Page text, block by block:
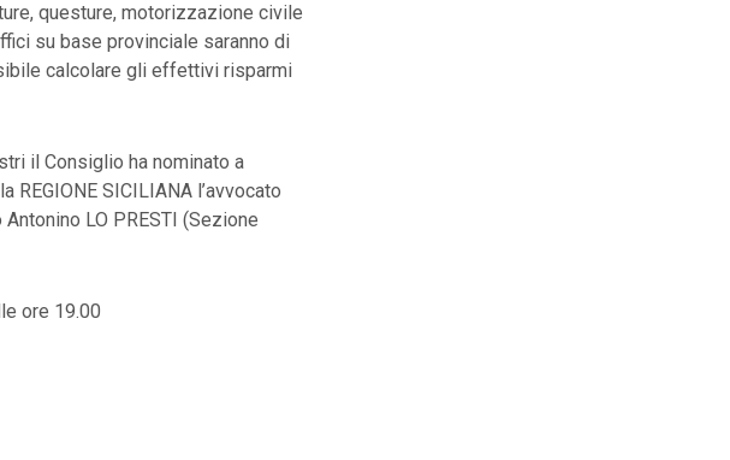
questure, motorizzazione civile
su base provinciale saranno di
calcolare gli effettivi risparmi
il Consiglio ha nominato a
SICILIANA l’avvocato
LO PRESTI (Sezione
ore 19.00